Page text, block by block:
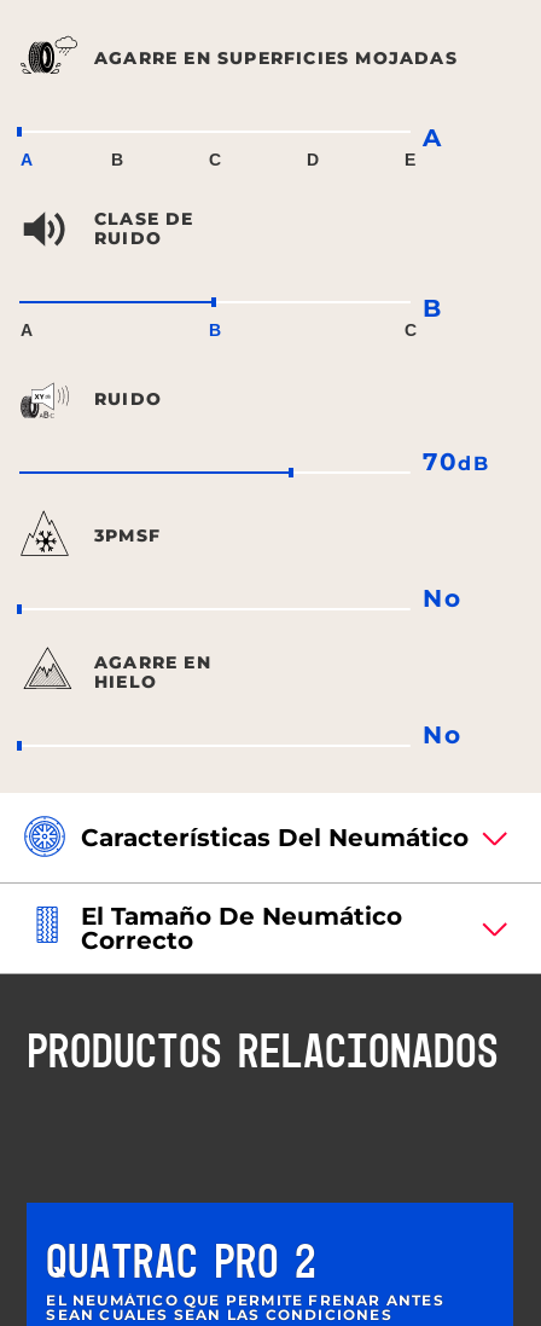
AGARRE EN SUPERFICIES MOJADAS
A B C D E
A
CLASE DE
RUIDO
A B C
B
RUIDO
70dB
3PMSF
No
AGARRE EN
HIELO
No
Características Del Neumático
El Tamaño De Neumático
Correcto
PRODUCTOS RELACIONADOS
QUATRAC PRO 2
EL NEUMÁTICO QUE PERMITE FRENAR ANTES
SEAN CUALES SEAN LAS CONDICIONES